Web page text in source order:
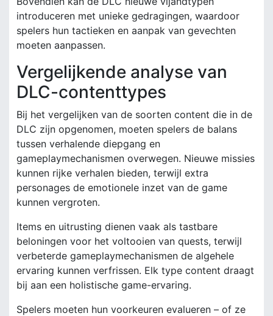
introduceren met unieke gedragingen, waardoor
spelers hun tactieken en aanpak van gevechten
moeten aanpassen.
Vergelijkende analyse van
DLC-contenttypes
Bij het vergelijken van de soorten content die in de
DLC zijn opgenomen, moeten spelers de balans
tussen verhalende diepgang en
gameplaymechanismen overwegen. Nieuwe missies
kunnen rijke verhalen bieden, terwijl extra
personages de emotionele inzet van de game
kunnen vergroten.
Items en uitrusting dienen vaak als tastbare
beloningen voor het voltooien van quests, terwijl
verbeterde gameplaymechanismen de algehele
ervaring kunnen verfrissen. Elk type content draagt
bij aan een holistische game-ervaring.
Spelers moeten hun voorkeuren evalueren – of ze